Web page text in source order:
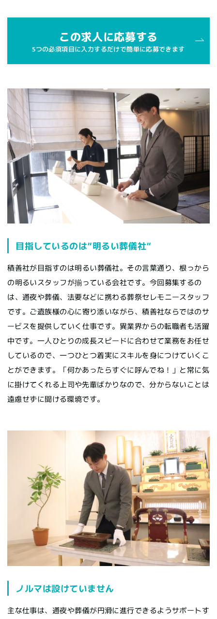
この求人に応募する
5つの必須項目に入力するだけで簡単に応募できます
目指しているのは“明るい葬儀社“
積善社が目指すのは明るい葬儀社。その言葉通り、根っから
の明るいスタッフが揃っている会社です。今回募集するの
は、通夜や葬儀、法要などに携わる葬祭セレモニースタッフ
です。ご遺族様の心に寄り添いながら、積善社ならではのサ
ービスを提供していく仕事です。異業界からの転職者も活躍
中です。一人ひとりの成長スピードに合わせて業務をお任せ
しているので、一つひとつ着実にスキルを身につけていくこ
とができます。「何かあったらすぐに呼んでね！」と常に気
に掛けてくれる上司や先輩ばかりなので、分からないことは
遠慮せずに聞ける環境です。
ノルマは設けていません
主な仕事は、通夜や葬儀が円滑に進行できるようサポートす